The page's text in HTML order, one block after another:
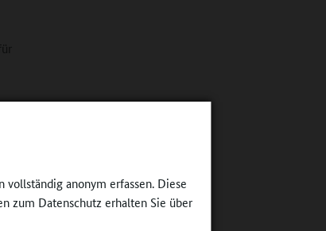
anonym erfassen. Diese
zum Datenschutz erhalten Sie über